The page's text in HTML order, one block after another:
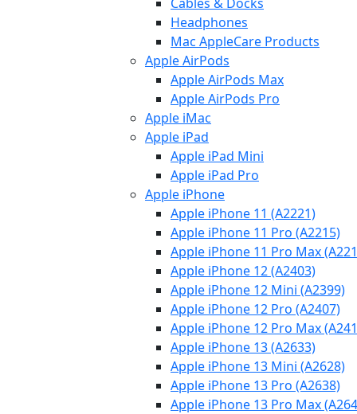
Headphones
Mac AppleCare Products
Apple AirPods
Apple AirPods Max
Apple AirPods Pro
Apple iMac
Apple iPad
Apple iPad Mini
Apple iPad Pro
Apple iPhone
Apple iPhone 11 (A2221)
Apple iPhone 11 Pro (A2215)
Apple iPhone 11 Pro Max
Apple iPhone 12 (A2403)
Apple iPhone 12 Mini (A2399)
Apple iPhone 12 Pro (A2407)
Apple iPhone 12 Pro Max
Apple iPhone 13 (A2633)
Apple iPhone 13 Mini (A2628)
Apple iPhone 13 Pro (A2638)
Apple iPhone 13 Pro Max